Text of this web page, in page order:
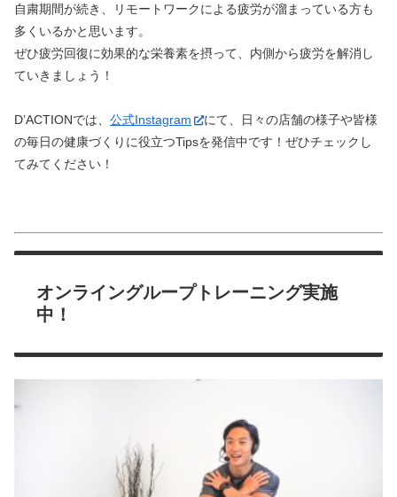
自粛期間が続き、リモートワークによる疲労が溜まっている方も
多くいるかと思います。
ぜひ疲労回復に効果的な栄養素を摂って、内側から疲労を解消し
ていきましょう！
D’ACTIONでは、 公式Instagram
にて、日々の店舗の様子や皆様
の毎日の健康づくりに役立つTipsを発信中です！ぜひチェックし
てみてください！
オンライングループトレーニング実施
中！